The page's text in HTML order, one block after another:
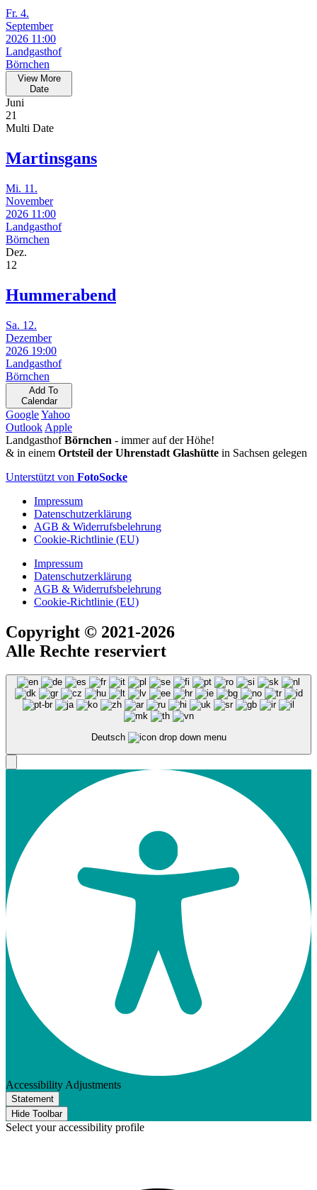
Fr. 4.
September
2026 11:00
Landgasthof
Börnchen
View More
Date
Juni
21
Multi Date
Martinsgans
Mi. 11.
November
2026 11:00
Landgasthof
Börnchen
Dez.
12
Hummerabend
Sa. 12.
Dezember
2026 19:00
Landgasthof
Börnchen
Add To
Calendar
GoogleYahoo
Outlook Apple
LandgasthofBörnchen - immer auf der Höhe!
& in einem Ortsteil der Uhrenstadt Glashütte in Sachsen gelegen
Unterstützt von FotoSocke
Impressum
Datenschutzerklärung
AGB & Widerrufsbelehrung
Cookie-Richtlinie (EU)
Impressum
Datenschutzerklärung
AGB & Widerrufsbelehrung
Cookie-Richtlinie (EU)
Copyright © 2021-2026
Alle Rechte reserviert
Deutsch
Accessibility Adjustments
Statement
Hide Toolbar
Select your accessibility profile